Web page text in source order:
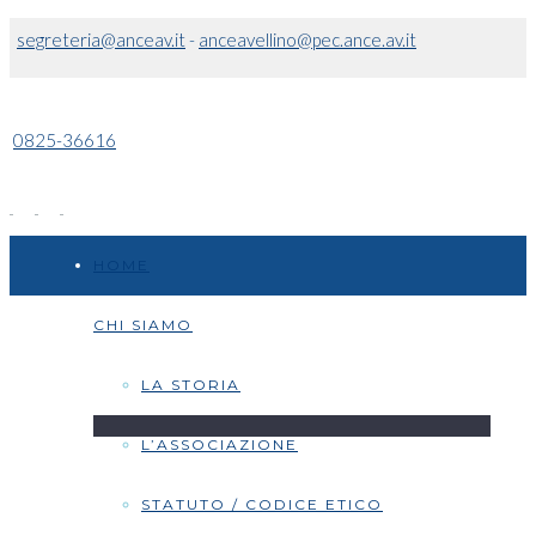
segreteria@anceav.it- anceavellino@pec.ance.av.it
0825-36616
CHI SIAMO
LA STORIA
L’ASSOCIAZIONE
STATUTO / CODICE ETICO